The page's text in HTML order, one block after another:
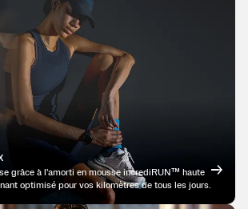
grâce à l'amorti en mousse incrediRUN™ haute
optimisé pour vos kilomètres de tous les jours.